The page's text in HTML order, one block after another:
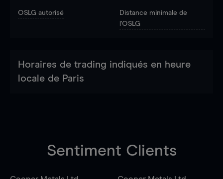
OSLG autorisé
Distance minimale de
l'OSLG
Horaires de trading indiqués en heure
locale de Paris
Sentiment Clients